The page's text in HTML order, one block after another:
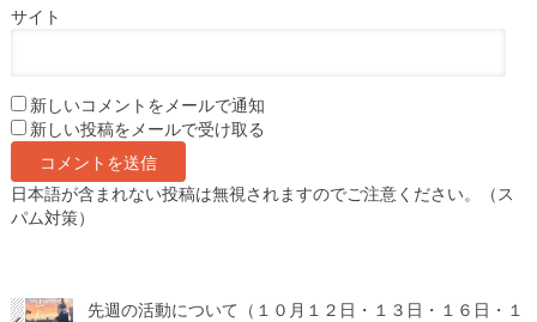
サイト
新しいコメントをメールで通知
新しい投稿をメールで受け取る
日本語が含まれない投稿は無視されますのでご注意ください。（ス
パム対策）
先週の活動について（１０月１２日・１３日・１６日・１